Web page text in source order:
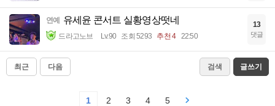
연예 유세윤 콘서트 실황영상떳네
드라고노브 Lv.90 조회 5293 추천 4 22:50
13
댓글
최근 다음 검색 글쓰기
1 2 3 4 5